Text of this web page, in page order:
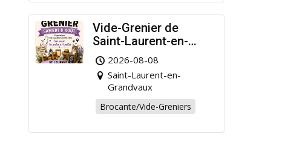
Vide-Grenier de
Saint-Laurent-en-
Grandvaux : Venez
chiner pour la bonne
cause !
2026-08-08
Saint-Laurent-en-
Grandvaux
Brocante/Vide-Greniers